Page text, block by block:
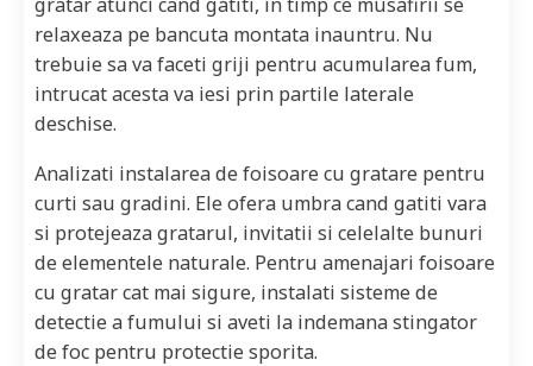
relaxeaza pe bancuta montata inauntru. Nu
trebuie sa va faceti griji pentru acumularea fum,
intrucat acesta va iesi prin partile laterale
deschise.
Analizati instalarea de foisoare cu gratare pentru
curti sau gradini. Ele ofera umbra cand gatiti vara
si protejeaza gratarul, invitatii si celelalte bunuri
de elementele naturale. Pentru amenajari foisoare
cu gratar cat mai sigure, instalati sisteme de
detectie a fumului si aveti la indemana stingator
de foc pentru protectie sporita.